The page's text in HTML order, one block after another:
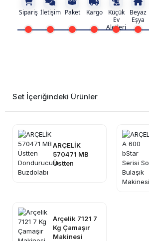
Sipariş İletişim Paket Kargo
Küçük
Ev
Aletleri
Beyaz
Eşya
Set İçeriğindeki Ürünler
ARÇELİK
570471 MB
Üstten
Arçelik 7121 7
Kg Çamaşır
Makinesi